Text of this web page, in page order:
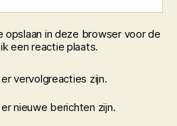
opslaan in deze browser voor de
een reactie plaats.
vervolgreacties zijn.
nieuwe berichten zijn.